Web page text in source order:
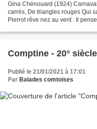
Gina Chénouard (1924)
carrés, De triangles rouges Qui
Pierrot rêve nez au vent : Il
Comptine - 20°
Publié le 21/01/2021 à 17:01
Par Balades comtoises